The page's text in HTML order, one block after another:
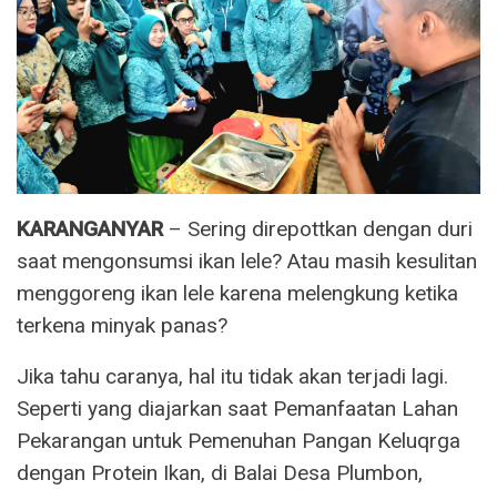
KARANGANYAR– Sering direpottkan dengan duri
saat mengonsumsi ikan lele? Atau masih kesulitan
menggoreng ikan lele karena melengkung ketika
terkena minyak panas?
Jika tahu caranya, hal itu tidak akan terjadi lagi.
Seperti yang diajarkan saat Pemanfaatan Lahan
Pekarangan untuk Pemenuhan Pangan Keluqrga
dengan Protein Ikan, di Balai Desa Plumbon,